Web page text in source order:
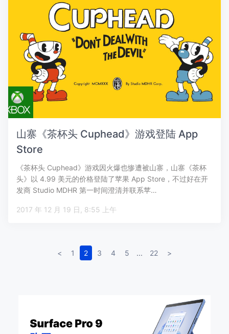
山寨《茶杯头 Cuphead》游戏登陆 App
Store
《茶杯头 Cuphead》游戏因火爆也惨遭被山寨，山寨《茶杯
头》以 4.99 美元的价格登陆了苹果 App Store，不过好在开
发商 Studio MDHR 第一时间澄清并联系苹…
2017 年 12 月 19 日, 8:55 上午
< 1 2 3 4 5 ... 22 >